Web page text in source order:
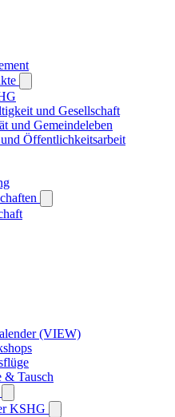
und Gesellschaft
und Gemeindeleben
Öffentlichkeitsarbeit
(VIEW)
& Tausch
KSHG